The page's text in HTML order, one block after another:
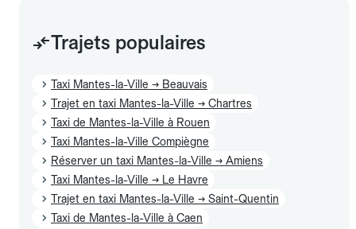
Trajets populaires
Taxi Mantes-la-Ville → Beauvais
Trajet en taxi Mantes-la-Ville → Chartres
Taxi de Mantes-la-Ville à Rouen
Taxi Mantes-la-Ville Compiègne
Réserver un taxi Mantes-la-Ville → Amiens
Taxi Mantes-la-Ville → Le Havre
Trajet en taxi Mantes-la-Ville → Saint-Quentin
Taxi de Mantes-la-Ville à Caen